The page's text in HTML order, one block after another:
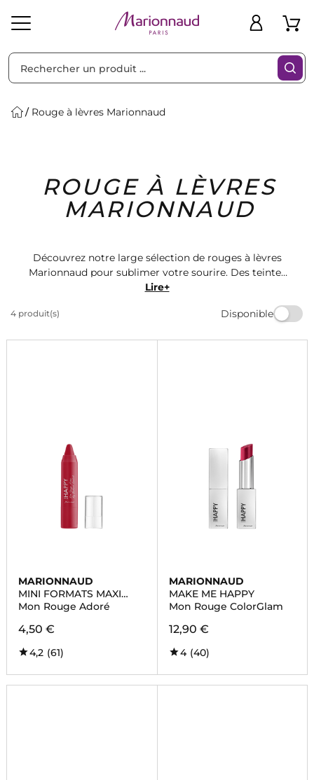
Solaire Homme Marques Idées
Cadeaux
Bons
Plans
Rouge à lèvres Marionnaud
ROUGE À LÈVRES
MARIONNAUD
Découvrez notre large sélection de rouges à lèvres
Marionnaud pour sublimer votre sourire. Des teintes
vibrantes aux finis mats ou brillants, trouvez le rouge à
lèvres irrésistibles avec nos produits de qualité
Lire+
4 produit(s) Disponible
Filtres
MARIONNAUD
MINI FORMATS MAXI
BEAUTE
Mon Rouge Adoré
4,50 €
4,2 (61)
MARIONNAUD
MAKE ME HAPPY
Mon Rouge ColorGlam
12,90 €
4 (40)